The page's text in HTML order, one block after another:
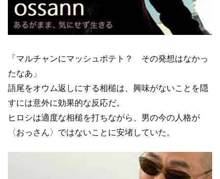
「マルチャンにマッシュポテト？ その発想はなかっ
たなあ」
語尾をオウム返しにする相槌は、興味がないことを隠
すには意外に効果的な反応だ。
ヒロシは適度な相槌を打ちながら、男の今の人格が
〈おっさん〉ではないことに安堵していた。